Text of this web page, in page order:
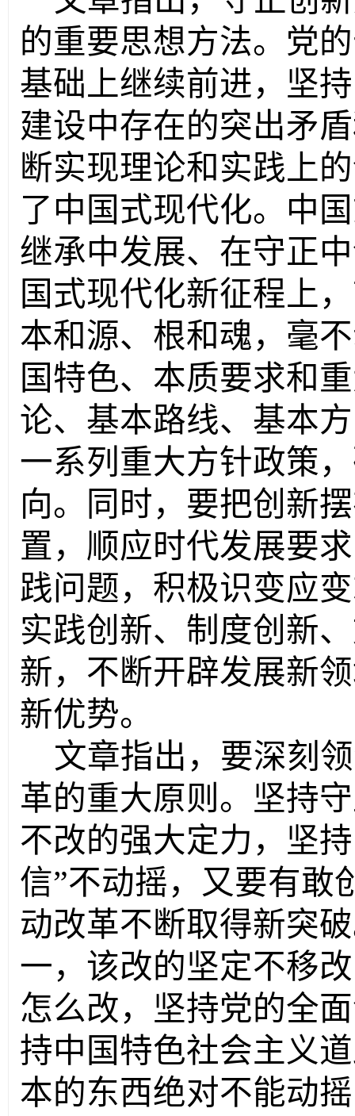
的重要思想方法。党
基础上继续前进，坚
建设中存在的突出矛
断实现理论和实践上
了中国式现代化。中
继承中发展、在守正
国式现代化新征程上
本和源、根和魂，毫
国特色、本质要求和
论、基本路线、基本
一系列重大方针政策
向。同时，要把创新
置，顺应时代发展要
践问题，积极识变应
实践创新、制度创新
新，不断开辟发展新
新优势。
文章指出，要深刻
革的重大原则。坚持
不改的强大定力，坚
信”不动摇，又要有敢
动改革不断取得新突
一，该改的坚定不移
怎么改，坚持党的全
持中国特色社会主义
本的东西绝对不能动